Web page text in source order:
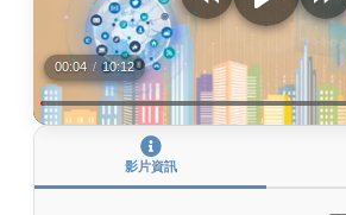
00:04 / 10:12
影片資訊